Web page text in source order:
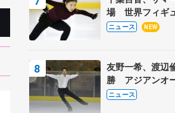
場 世界フィギ
位
ニュース NEW
友野一希、渡辺
勝 アジアンオ
フィー
ニュース